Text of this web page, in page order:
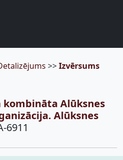
>>Izvērsums
Alūksnes
Alūksnes
6911